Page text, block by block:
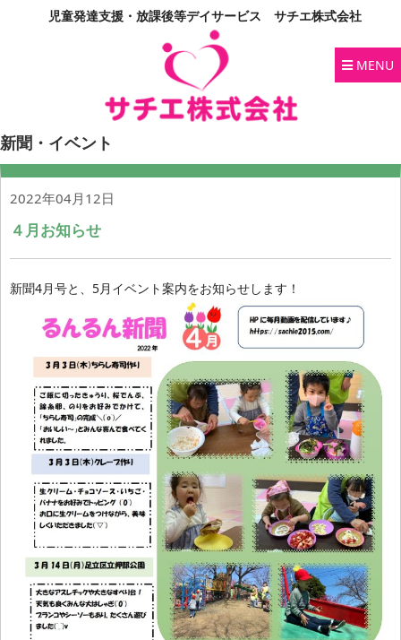
児童発達支援・放課後等デイサービス サチエ株式会社
MENU
新聞・イベント
2022年04月12日
４月お知らせ
新聞4月号と、5月イベント案内をお知らせします！